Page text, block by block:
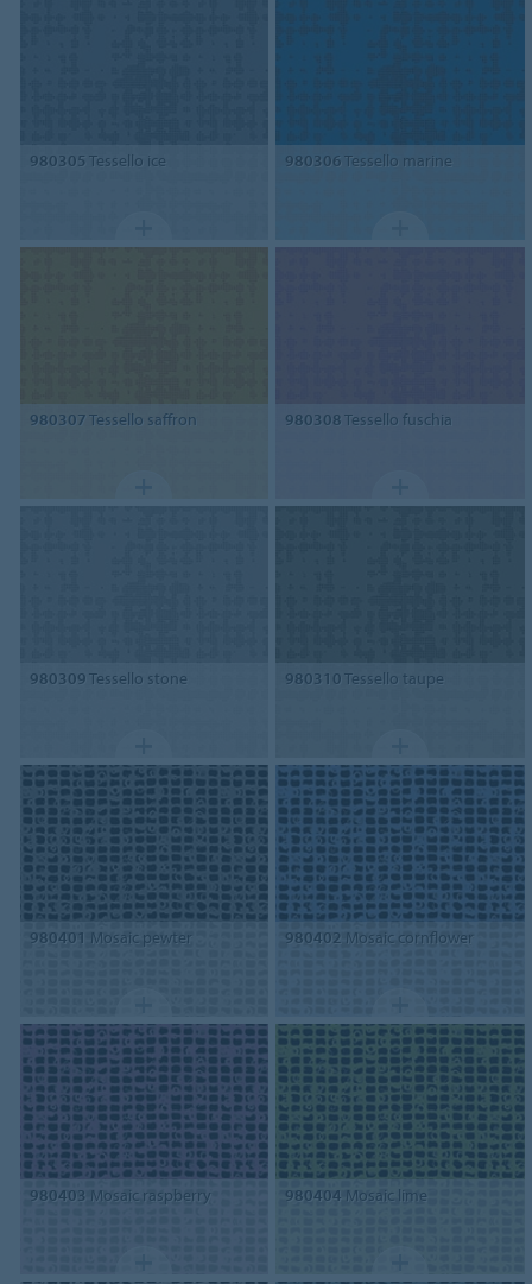
980305 Tessello ice 980306Tessello marine
980307Tessello saffron 980308Tessello fuschia
980309Tessello stone 980310Tessello taupe
980401 Mosaic pewter 980402 Mosaic cornflower
980403 Mosaic raspberry 980404 Mosaic lime